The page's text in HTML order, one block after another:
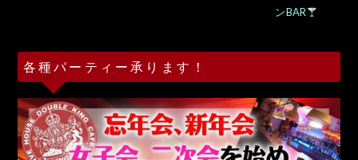
ンBAR
各種パーティー承ります！